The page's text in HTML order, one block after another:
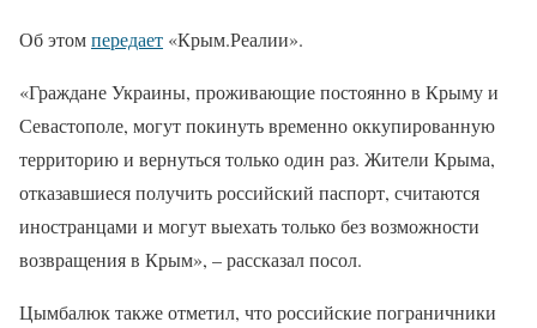
Об этомпередает «Крым.Реалии».
«Граждане Украины, проживающие постоянно в Крыму и
Севастополе, могут покинуть временно оккупированную
территорию и вернуться только один раз. Жители Крыма,
отказавшиеся получить российский паспорт, считаются
иностранцами и могут выехать только без возможности
возвращения в Крым», – рассказал посол.
Цымбалюк также отметил, что российские пограничники